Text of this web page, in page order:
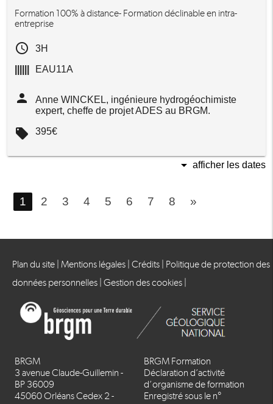
Formation 100% à distance- Formation déclinable en intra-
entreprise
access_time
3H
EAU11A
person
Anne WINCKEL, ingénieure hydrogéochimiste
expert, cheffe de projet ADES au BRGM.
local_offer 395€
arrow_drop_down afficher les dates
1 2 3 4 5 6 7 8 »
Plan du site Mentions légales Crédits Politique de protection des
données personnelles Gestion des cookies
BRGM
3 avenue Claude-Guillemin -
BP 36009
45060 Orléans Cedex 2 -
BRGM Formation
Déclaration d’activité
d’organisme de formation
Enregistré sous le n°